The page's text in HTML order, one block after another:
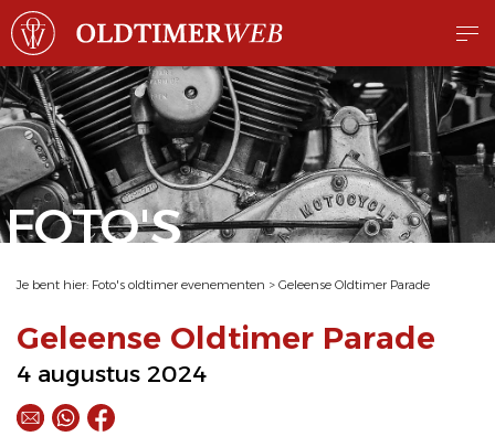
FOTO'S
Je bent hier: Foto's oldtimer evenementen > Geleense Oldtimer Parade
Geleense Oldtimer Parade
4 augustus 2024